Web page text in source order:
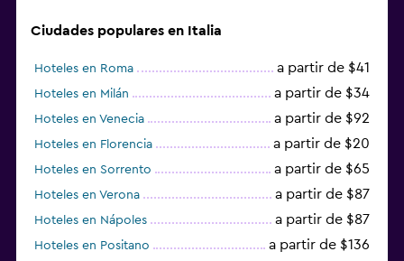
Ciudades populares en Italia
Hoteles en Roma a partir de $41
Hoteles en Milán a partir de $34
Hoteles en Venecia a partir de $92
Hoteles en Florencia a partir de $20
Hoteles en Sorrento a partir de $65
Hoteles en Verona a partir de $87
Hoteles en Nápoles a partir de $87
Hoteles en Positano a partir de $136